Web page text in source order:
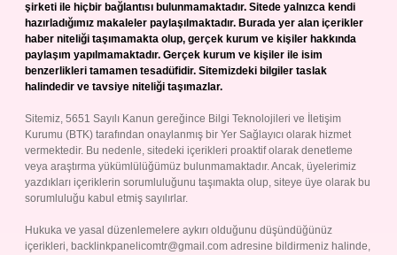
şirketi ile hiçbir bağlantısı bulunmamaktadır. Sitede yalnızca kendi
hazırladığımız makaleler paylaşılmaktadır. Burada yer alan içerikler
haber niteliği taşımamakta olup, gerçek kurum ve kişiler hakkında
paylaşım yapılmamaktadır. Gerçek kurum ve kişiler ile isim
benzerlikleri tamamen tesadüfidir. Sitemizdeki bilgiler taslak
halindedir ve tavsiye niteliği taşımazlar.
Sitemiz, 5651 Sayılı Kanun gereğince Bilgi Teknolojileri ve İletişim
Kurumu (BTK) tarafından onaylanmış bir Yer Sağlayıcı olarak hizmet
vermektedir. Bu nedenle, sitedeki içerikleri proaktif olarak denetleme
veya araştırma yükümlülüğümüz bulunmamaktadır. Ancak, üyelerimiz
yazdıkları içeriklerin sorumluluğunu taşımakta olup, siteye üye olarak bu
sorumluluğu kabul etmiş sayılırlar.
Hukuka ve yasal düzenlemelere aykırı olduğunu düşündüğünüz
içerikleri, backlinkpanelicomtr@gmail.com adresine bildirmeniz halinde,